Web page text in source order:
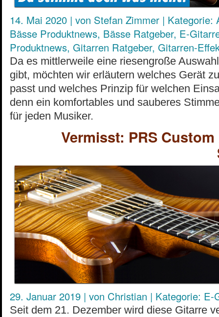
14. Mai 2020 | von Stefan Zimmer | Kategorie:
Bässe Produktnews, Bässe Ratgeber, E-
Produktnews, Gitarren Ratgeber, Gitarren-
Da es mittlerweile eine riesengroße
gibt, möchten wir erläutern welches Gerät
passt und welches Prinzip für welchen
denn ein komfortables und sauberes
für jeden Musiker.
Vermisst: PRS
29. Januar 2019 | von Christian | Kategorie: E-
Seit dem 21. Dezember wird diese Gitarre